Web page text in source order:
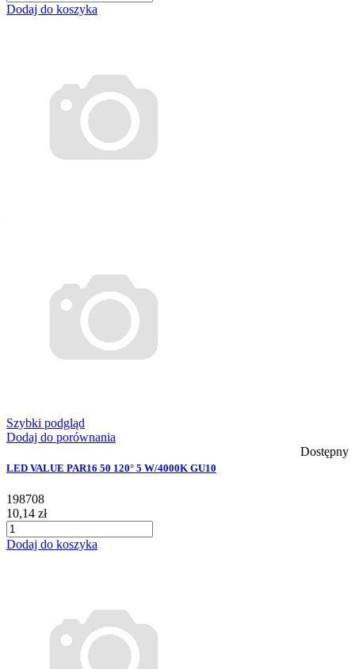
Dodaj do koszyka
Szybki podgląd
Dodaj do porównania
Dostępny
LED VALUE PAR16 50 120° 5 W/4000K GU10
198708
10,14 zł
Dodaj do koszyka